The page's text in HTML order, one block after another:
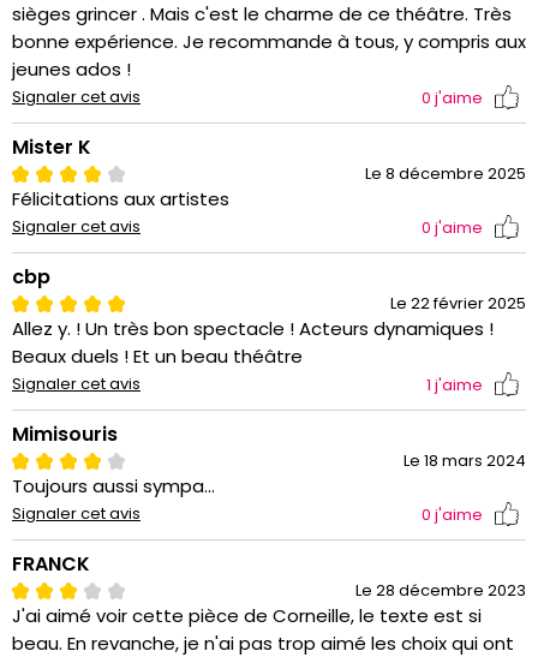
sièges grincer . Mais c'est le charme de ce théâtre. Très
bonne expérience. Je recommande à tous, y compris aux
jeunes ados !
Signaler cet avis 0 j'aime
Mister K
Le 8 décembre 2025
Félicitations aux artistes
Signaler cet avis 0 j'aime
cbp
Le 22 février 2025
Allez y. ! Un très bon spectacle ! Acteurs dynamiques !
Beaux duels ! Et un beau théâtre
Signaler cet avis 1 j'aime
Mimisouris
Le 18 mars 2024
Toujours aussi sympa...
Signaler cet avis 0 j'aime
FRANCK
Le 28 décembre 2023
J'ai aimé voir cette pièce de Corneille, le texte est si
beau. En revanche, je n'ai pas trop aimé les choix qui ont